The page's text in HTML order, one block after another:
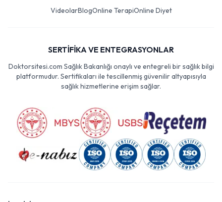
VideolarBlogOnline TerapiOnline Diyet
SERTİFİKA VE ENTEGRASYONLAR
Doktorsitesi.com Sağlık Bakanlığı onaylı ve entegreli bir sağlık bilgi
platformudur. Sertifikaları ile tescillenmiş güvenilir altyapısıyla
sağlık hizmetlerine erişim sağlar.